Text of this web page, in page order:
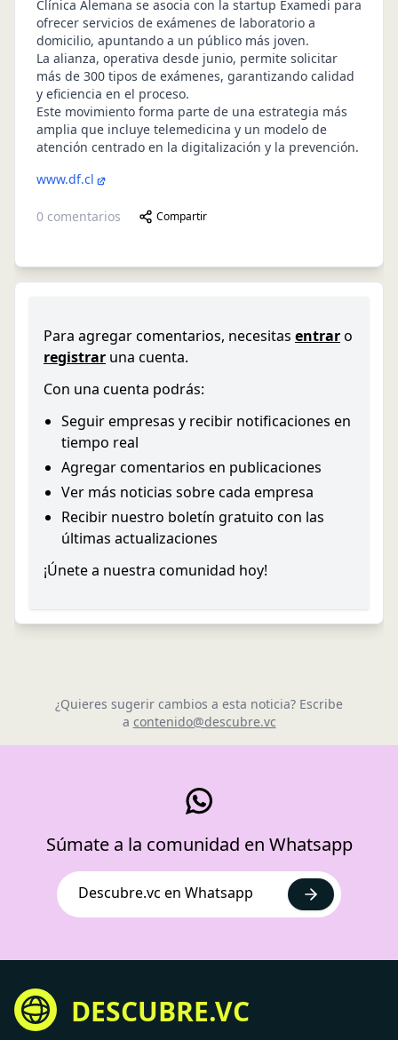
Clínica Alemana se asocia con la startup Examedi para
ofrecer servicios de exámenes de laboratorio a
domicilio, apuntando a un público más joven.
La alianza, operativa desde junio, permite solicitar
más de 300 tipos de exámenes, garantizando calidad
y eficiencia en el proceso.
Este movimiento forma parte de una estrategia más
amplia que incluye telemedicina y un modelo de
atención centrado en la digitalización y la prevención.
www.df.cl
0 comentarios Compartir
Para agregar comentarios, necesitas entraro
registrar una cuenta.
Con una cuenta podrás:
Seguir empresas y recibir notificaciones en
tiempo real
Agregar comentarios en publicaciones
Ver más noticias sobre cada empresa
Recibir nuestro boletín gratuito con las
últimas actualizaciones
¡Únete a nuestra comunidad hoy!
¿Quieres sugerir cambios a esta noticia? Escribe
a contenido@descubre.vc
Súmate a la comunidad en Whatsapp
Descubre.vc en Whatsapp
DESCUBRE.VC